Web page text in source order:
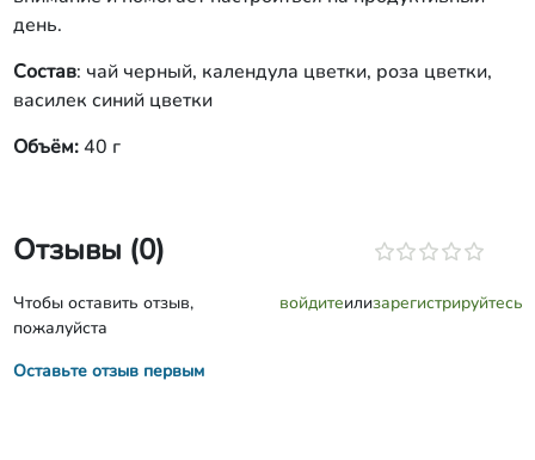
день.
Состав: чай черный, календула цветки, роза цветки,
василек синий цветки
Объём:40 г
Отзывы (0)
Чтобы оставить отзыв,
пожалуйста
войдитеилизарегистрируйтесь
Оставьте отзыв первым